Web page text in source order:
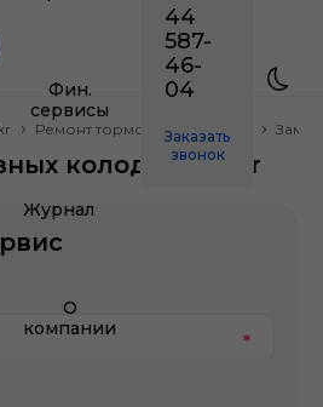
Фин.
сервисы
Журнал
О
компании
44
587-
46-
04
Заказать
звонок
Ремонт тормозной системы
колодок Zeekr